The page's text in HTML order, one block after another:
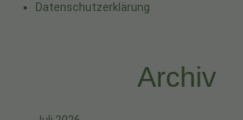
Datenschutzerklärung
Archiv